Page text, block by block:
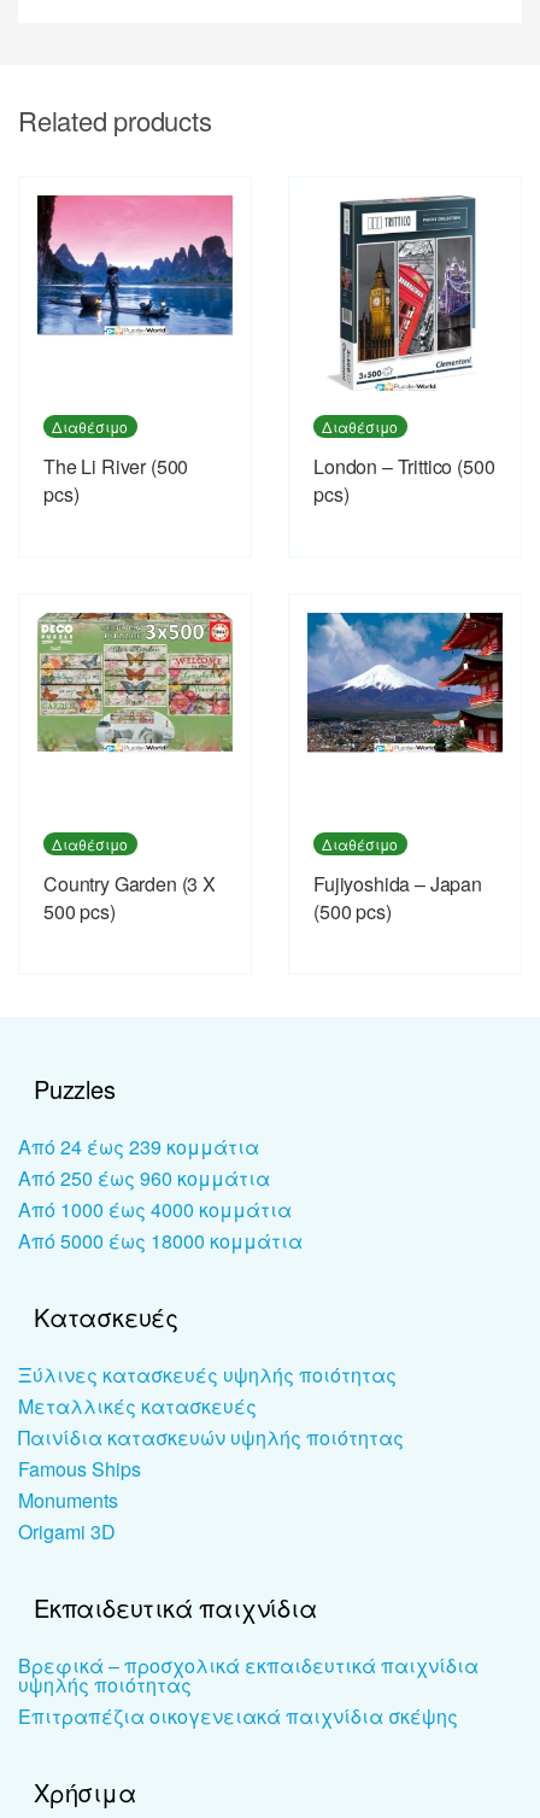
Related products
Διαθέσιμο
The Li River (500
pcs)
Διαθέσιμο
London – Trittico (500
pcs)
Διαθέσιμο
Country Garden (3 X
500 pcs)
Διαθέσιμο
Fujiyoshida – Japan
(500 pcs)
Puzzles
Από 24 έως 239 κομμάτια
Από 250 έως 960 κομμάτια
Από 1000 έως 4000 κομμάτια
Από 5000 έως 18000 κομμάτια
Κατασκευές
Ξύλινες κατασκευές υψηλής ποιότητας
Μεταλλικές κατασκευές
Παινίδια κατασκευών υψηλής ποιότητας
Famous Ships
Monuments
Origami 3D
Εκπαιδευτικά παιχνίδια
Βρεφικά – προσχολικά εκπαιδευτικά παιχνίδια
υψηλής ποιότητας
Επιτραπέζια οικογενειακά παιχνίδια σκέψης
Χρήσιμα